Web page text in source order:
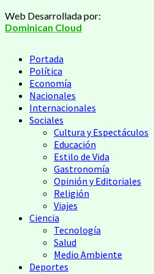
Web Desarrollada por:
Dominican Cloud
Portada
Política
Economía
Nacionales
Internacionales
Sociales
Cultura y Espectáculos
Educación
Estilo de Vida
Gastronomía
Opinión y Editoriales
Religión
Viajes
Ciencia
Tecnología
Salud
Medio Ambiente
Deportes